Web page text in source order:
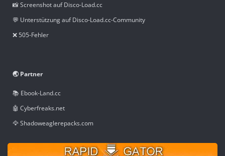
📸 Screenshot auf Disco-Load.cc
💬 Unterstützung auf Disco-Load.cc-Community
❌ 505-Fehler
🌏 Partner
📚 Ebook-Land.cc
🤖 Cyberfreaks.net
🦅 Shadoweaglerepacks.com